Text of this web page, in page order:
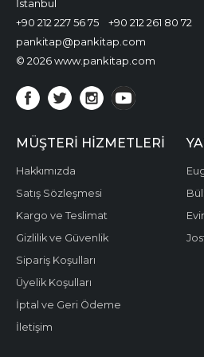
İstanbul
+90 212 227 56 75
+90 212 261 80 72
pankitap@pankitap.com
© 2026 www.pankitap.com
MÜŞTERI HIZMETLERI
Hakkımızda
Satış Sözleşmesi
Kargo ve Teslimat
Gizlilik ve Güvenlik
Sipariş Koşulları
Üyelik Koşulları
İptal ve Geri Ödeme
İletişim